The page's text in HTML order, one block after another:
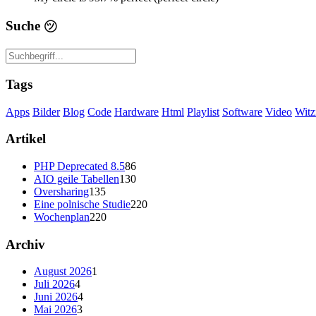
Suche ㋡
Tags
Apps Bilder Blog Code Hardware Html Playlist Software Video
Artikel
PHP Deprecated 8.586
AIO geile Tabellen130
Oversharing135
Eine polnische Studie220
Wochenplan220
Archiv
August 20261
Juli 20264
Juni 20264
Mai 20263